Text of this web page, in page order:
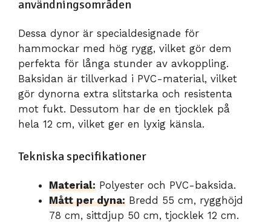
användningsområden
Dessa dynor är specialdesignade för
hammockar med hög rygg, vilket gör dem
perfekta för långa stunder av avkoppling.
Baksidan är tillverkad i PVC-material, vilket
gör dynorna extra slitstarka och resistenta
mot fukt. Dessutom har de en tjocklek på
hela 12 cm, vilket ger en lyxig känsla.
Tekniska specifikationer
Material: Polyester och PVC-baksida.
Mått per dyna: Bredd 55 cm, rygghöjd
78 cm, sittdjup 50 cm, tjocklek 12 cm.